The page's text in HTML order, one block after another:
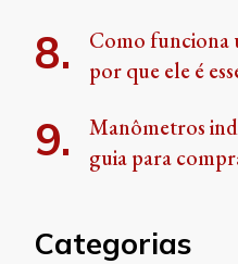
Como funciona
por que ele é
Manômetros
guia para
Categorias